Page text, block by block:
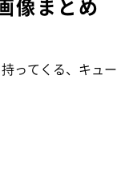
像まとめ
ってくる、キュー